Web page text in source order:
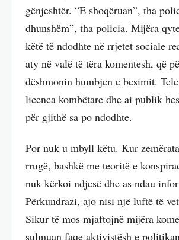
gënjeshtër. “E shoqëruan”, tha
dhunshëm”, tha policia. Mijëra
këtë të ndodhte në rrjetet sociale
aty në valë të tëra komentesh, që
dëshmonin humbjen e besimit.
licenca kombëtare dhe ai publik
për gjithë sa po ndodhte.
Por nuk u mbyll këtu. Kur
rrugë, bashkë me teoritë e
nuk kërkoi ndjesë dhe as ndau
Përkundrazi, ajo nisi një luftë të
Sikur të mos mjaftojnë mijëra
sulmuan faqe aktivistësh e